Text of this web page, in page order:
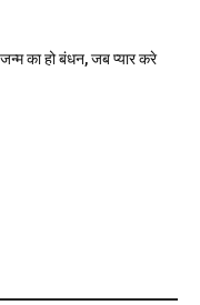
जन्म का हो बंधन, जब प्यार करे